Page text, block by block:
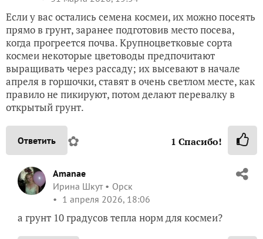
Если у вас остались семена космеи, их можно посеять
прямо в грунт, заранее подготовив место посева,
когда прогреется почва. Крупноцветковые сорта
космеи некоторые цветоводы предпочитают
выращивать через рассаду; их высевают в начале
апреля в горшочки, ставят в очень светлом месте, как
правило не пикируют, потом делают перевалку в
открытый грунт.
Ответить ✿ 1 Спасибо!
Amanae
Ирина Шкут
Орск
1 апреля 2026, 18:06
а грунт 10 градусов тепла норм для космеи?